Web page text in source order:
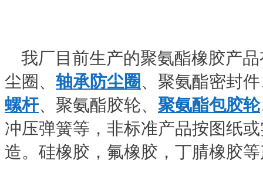
我厂目前生产的聚氨酯橡胶产品
尘圈、 轴承防尘圈 、聚氨酯密封
螺杆、聚氨酯胶轮、 聚氨酯包胶轮
冲压弹簧等，非标准产品按图纸
造。硅橡胶，氟橡胶，丁腈橡胶